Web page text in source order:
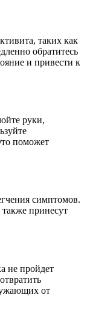
таких как
обратитесь
и привести к
руки,
поможет
симптомов.
принесут
не пройдет
от